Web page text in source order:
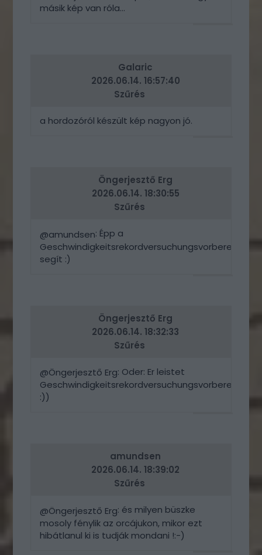
másik kép van róla...
Galaric
2026.06.14. 16:57:40
Szűrés
a hordozóról készült kép nagyon jó.
Öngerjesztő Erg
2026.06.14. 18:30:55
Szűrés
@amundsen: Épp a
segít :)
Öngerjesztő Erg
2026.06.14. 18:32:33
Szűrés
@Öngerjesztő Erg: Oder: Er leistet
:))
amundsen
2026.06.14. 18:39:02
Szűrés
@Öngerjesztő Erg: és milyen büszke
mosoly fénylik az orcájukon, mikor ezt
hibátlanul ki is tudják mondani !:-)